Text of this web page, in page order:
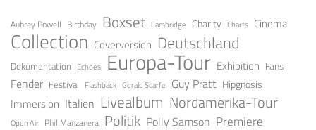
Aubrey Powell Birthday Boxset Cambridge Charity Charts Cinema
Collection Coverversion Deutschland
Dokumentation Echoes Europa-Tour Exhibition Fans
Fender Festival Flashback Gerald Scarfe Guy Pratt Hipgnosis
Immersion Italien Livealbum Nordamerika-Tour
Open Air Phil Manzanera Politik Polly Samson Premiere